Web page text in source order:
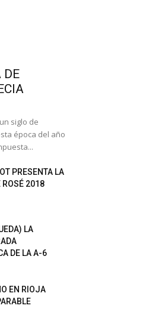
DE
siglo de
época del año
PRESENTA LA
ROSÉ 2018
LA
DE LA A-6
EN RIOJA